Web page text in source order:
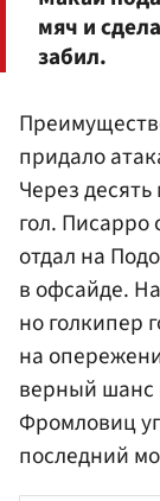
мяч и
забил.
придало
Через
гол.
отдал на
в офсайде.
но голкипер
на
верный шанс
Фромловиц
последний